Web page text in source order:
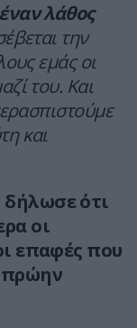
λάθος
την
εμάς οι
του. Και
και
ότι
οι
επαφές που
πρώην